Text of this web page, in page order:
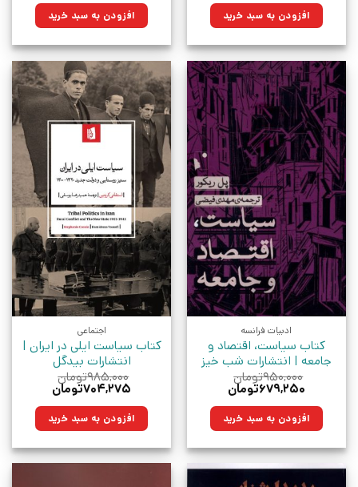
۵۱۰,۰۰۰تومان
بود.
۳۶۴,۶۵۰تومان.افزودن به سبد خرید ۱,۴۰۰,۰۰۰تومان
بود.
۱,۰۰۱,۰۰۰تومان.افزودن به سبد خرید
ادبیات فرانسه
کتاب سیاست، اقتصاد و
جامعه | انتشارات شب خیز
۹۵۰,۰۰۰تومان
قیمت
۹۵۰,۰۰۰تومان
بود.
۶۷۹,۲۵۰تومان
۶۷۹,۲۵۰تومان.افزودن به سبد خرید
اجتماعی
کتاب سیاست ایلی در ایران |
انتشارات بیدگل
۹۸۵,۰۰۰تومان
قیمت
۹۸۵,۰۰۰تومان
بود.
۷۰۴,۲۷۵تومان
۷۰۴,۲۷۵تومان.افزودن به سبد خرید